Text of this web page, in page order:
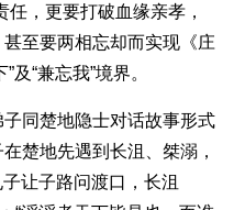
任，更要打破血缘亲孝，
至要两相忘却而实现《庄
及“兼忘我”境界。
同楚地隐士对话故事形式
楚地先遇到长沮、桀溺，
子让子路问渡口，长沮